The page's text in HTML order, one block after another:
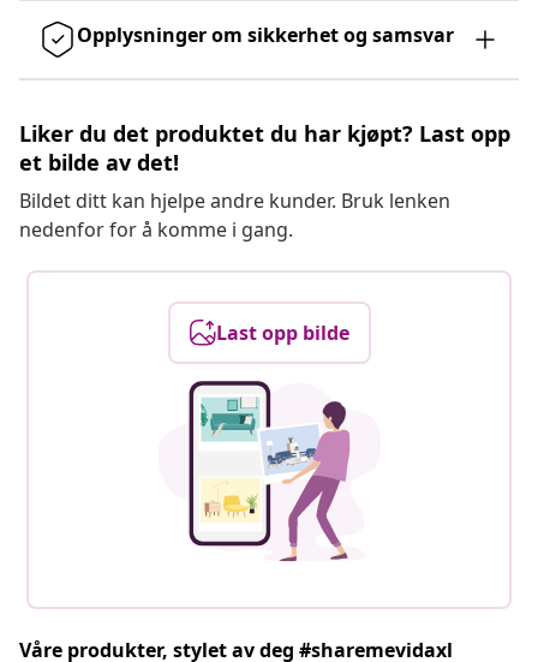
Opplysninger om sikkerhet og samsvar
Liker du det produktet du har kjøpt? Last opp
et bilde av det!
Bildet ditt kan hjelpe andre kunder. Bruk lenken
nedenfor for å komme i gang.
Last opp bilde
Våre produkter, stylet av deg #sharemevidaxl